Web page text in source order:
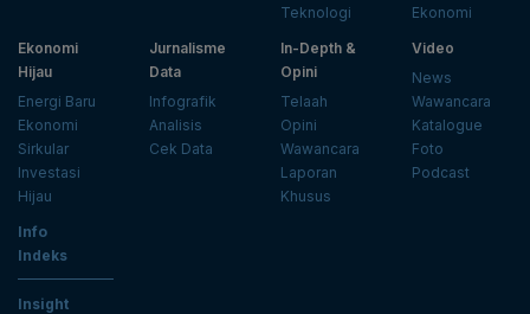
Teknologi
Ekonomi
Ekonomi
Hijau
Energi Baru
Ekonomi
Sirkular
Investasi
Hijau
Jurnalisme
Data
Infografik
Analisis
Cek Data
In-Depth &
Opini
Telaah
Opini
Wawancara
Laporan
Khusus
Video
News
Wawancara
Katalogue
Foto
Podcast
Info
Indeks
Insight